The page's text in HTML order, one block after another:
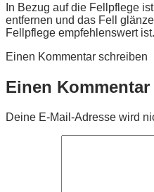
In Bezug auf die Fellpflege
entfernen und das Fell
Fellpflege empfehlenswert
Einen Kommentar schreiben
Einen
Deine E-Mail-Adresse wird